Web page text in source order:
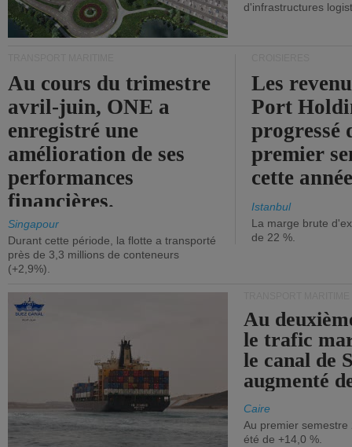
d'infrastructures
Au cours du trimestre
avril-juin, ONE a
enregistré une
amélioration de ses
performances
financières.
Singapour
Durant cette période, la flotte a transporté
près de 3,3 millions de conteneurs
(+2,9%).
Les
Port
progressé
premier
cette
Istanbul
La marge brute
de 22 %.
Au
le trafic
le canal de
augmenté
Caire
Au premier
été de +14,0 %.